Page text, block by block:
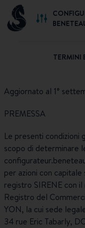
TERMINI
Aggiornato al 1°
PREMESSA
Le presenti condizioni
scopo di determinare
per azioni con
registro SIRENE con
Registro del
YON, la cui sede
34 rue Eric Tabarly,